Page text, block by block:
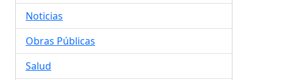
Noticias
Obras Públicas
Salud